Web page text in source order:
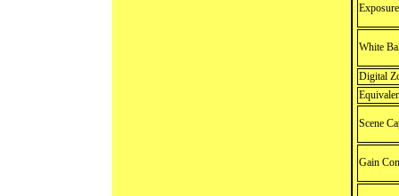
White
Digital
Scene
Gain